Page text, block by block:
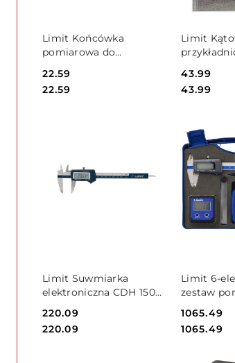
Limit Końcówka
pomiarowa do
Limit 5x10x2 mm
Cena:
22.59
Cena:
22.59
DO KOSZYKA
Limit
Cena:
43.99
Cena:
43.99
Limit Suwmiarka
elektroniczna CDH 150
Cena:
220.09
Cena:
220.09
DO KOSZYKA
Limit 6-
zestaw
Cena:
1065.49
Cena:
1065.49